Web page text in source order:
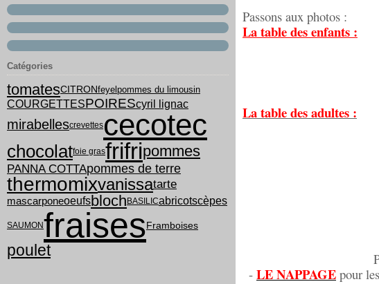
Catégories
tomatesCITRONfeyelpommes du limousin
COURGETTESPOIREScyril lignac
mirabellescrevettescecotec
chocolatfoie grasfrifripommes
PANNA COTTApommes de terre
thermomixvanissatarte
mascarponeoeufsblochBASILICabricotscèpes
SAUMONfraisesFramboises
poulet
Passons aux photos :
La table des enfants :
La table des adultes :
- LE NAPPAGE pour